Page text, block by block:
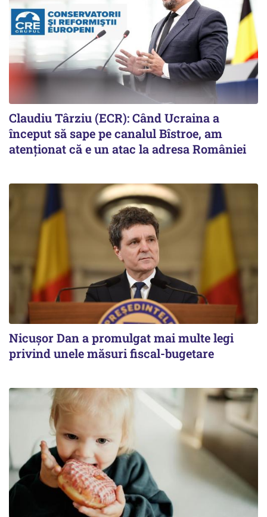
Claudiu Târziu (ECR): Când Ucraina a
început să sape pe canalul Bîstroe, am
atenționat că e un atac la adresa României
Nicușor Dan a promulgat mai multe legi
privind unele măsuri fiscal-bugetare